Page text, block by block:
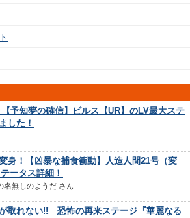
予知夢の確信】ビルス【UR】のLV最大ステ
した！
身！【凶暴な捕食衝動】人造人間21号（変
ータス詳細！
名無しのようだ さん
取れない!! 恐怖の再来ステージ『華麗なる